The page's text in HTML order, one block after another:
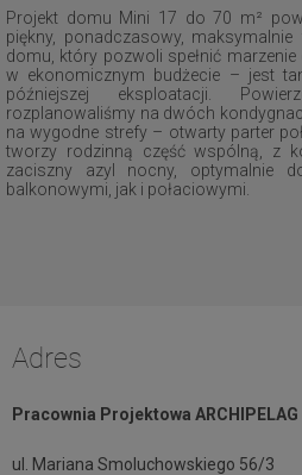
Projekt domu Mini 17 do 70 m²
piękny, ponadczasowy, maksymalnie
domu, który pozwoli spełnić
w ekonomicznym budżecie – jest
późniejszej eksploatacji.
rozplanowaliśmy na dwóch
na wygodne strefy – otwarty parter
tworzy rodzinną część wspólną, z
zaciszny azyl nocny, optymalnie
balkonowymi, jak i połaciowymi.
Adres
Pracownia Projektowa ARCHIPELAG
ul. Mariana Smoluchowskiego 56/3